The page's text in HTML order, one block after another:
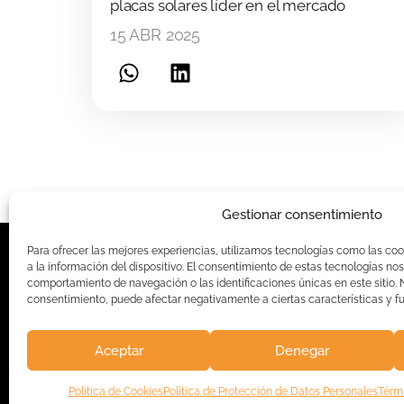
Gestionar consentimiento
Para ofrecer las mejores experiencias, utilizamos tecnologías como las
a la información del dispositivo. El consentimiento de estas tecnologías
comportamiento de navegación o las identificaciones únicas en este sitio.
consentimiento, puede afectar negativamente a ciertas características y
Aceptar Denegar
Política de CookiesPolítica de Protección de Datos Personales
placas solares líder en el mercado
15 ABR 2025
© 2025 SONNE PV SYSTEMS
TODOS LOS DERECHOS RESERVADOS
96 080
Calle P.i.